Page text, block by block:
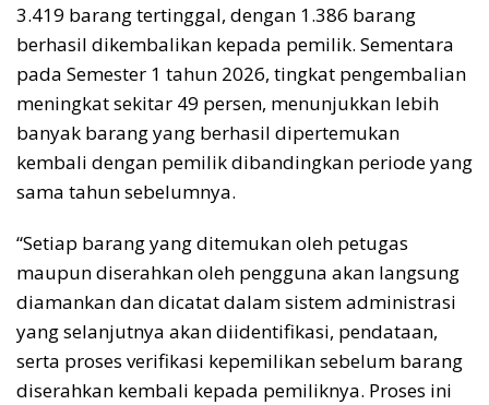
3.419 barang tertinggal, dengan 1.386 barang
berhasil dikembalikan kepada pemilik. Sementara
pada Semester 1 tahun 2026, tingkat pengembalian
meningkat sekitar 49 persen, menunjukkan lebih
banyak barang yang berhasil dipertemukan
kembali dengan pemilik dibandingkan periode yang
sama tahun sebelumnya.
“Setiap barang yang ditemukan oleh petugas
maupun diserahkan oleh pengguna akan langsung
diamankan dan dicatat dalam sistem administrasi
yang selanjutnya akan diidentifikasi, pendataan,
serta proses verifikasi kepemilikan sebelum barang
diserahkan kembali kepada pemiliknya. Proses ini